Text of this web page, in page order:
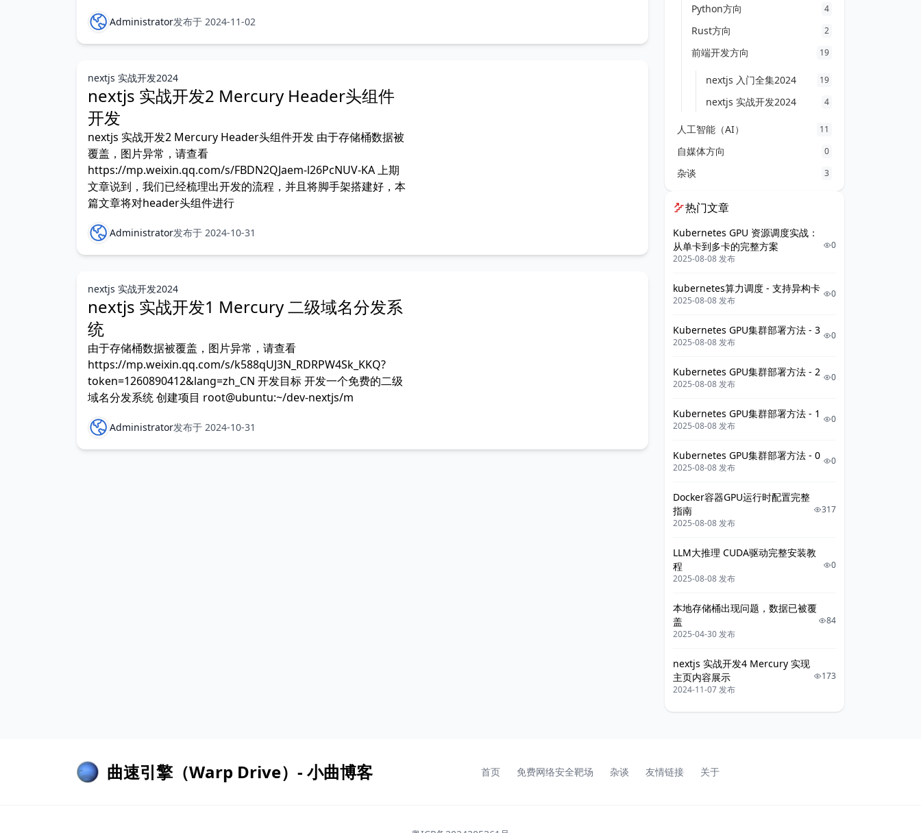
Administrator发布于 2024-11-02
nextjs 实战开发2024
nextjs 实战开发2 Mercury Header头组件
开发
nextjs 实战开发2 Mercury Header头组件开发 由于存储桶数据被
覆盖，图片异常，请查看
https://mp.weixin.qq.com/s/FBDN2QJaem-l26PcNUV-KA 上期
文章说到，我们已经梳理出开发的流程，并且将脚手架搭建好，本
篇文章将对header头组件进行
Administrator发布于 2024-10-31
nextjs 实战开发2024
nextjs 实战开发1 Mercury 二级域名分发系
统
由于存储桶数据被覆盖，图片异常，请查看
https://mp.weixin.qq.com/s/k588qUJ3N_RDRPW4Sk_KKQ?
token=1260890412&lang=zh_CN 开发目标 开发一个免费的二级
域名分发系统 创建项目 root@ubuntu:~/dev-nextjs/m
Administrator发布于 2024-10-31
Python方向 4
Rust方向 2
前端开发方向 19
nextjs 入门全集2024 19
nextjs 实战开发2024 4
人工智能（AI） 11
自媒体方向 0
杂谈 3
热门文章
Kubernetes GPU 资源调度实战：
从单卡到多卡的完整方案
2025-08-08 发布
0
kubernetes算力调度 - 支持异构卡
2025-08-08 发布
0
Kubernetes GPU集群部署方法 - 3
2025-08-08 发布
0
Kubernetes GPU集群部署方法 - 2
2025-08-08 发布
0
Kubernetes GPU集群部署方法 - 1
2025-08-08 发布
0
Kubernetes GPU集群部署方法 - 0
2025-08-08 发布
0
Docker容器GPU运行时配置完整
指南
2025-08-08 发布
317
LLM大推理 CUDA驱动完整安装教
程
2025-08-08 发布
0
本地存储桶出现问题，数据已被覆
盖
2025-04-30 发布
84
nextjs 实战开发4 Mercury 实现
主页内容展示
2024-11-07 发布
173
曲速引擎（Warp Drive）- 小曲博客 首页 免费网络安全靶场 杂谈 友情链接 关于